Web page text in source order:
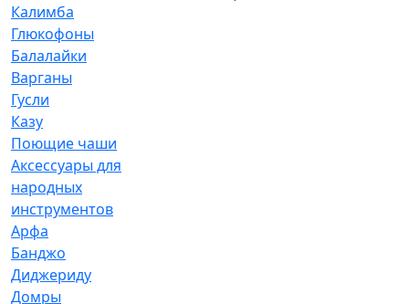
Калимба
Глюкофоны
Балалайки
Варганы
Гусли
Казу
Поющие чаши
Аксессуары для
народных
инструментов
Арфа
Банджо
Диджериду
Домры